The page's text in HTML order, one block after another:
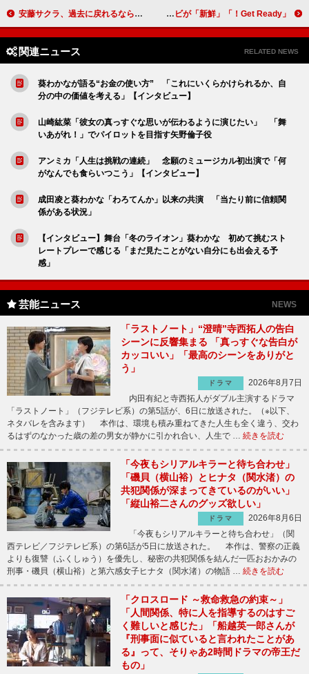
安藤サクラ、過去に戻れるなら「生まれた瞬間を体験したい」 夏帆、今年の抱負は「仕事もプライベートもスキルを伸ばしたい」 「Get Ready！」初回「「これまでの医療ドラマにあまりないタイプ」 “エース”妻夫木聡と“ジョーカー”藤原竜也のコンビが「新鮮」
関連ニュース RELATED NEWS
葵わかなが語る“お金の使い方” 「これにいくらかけられるか、自
分の中の価値を考える」【インタビュー】
山崎紘菜「彼女の真っすぐな思いが伝わるように演じたい」 「舞
いあがれ！」でパイロットを目指す矢野倫子役
アンミカ「人生は挑戦の連続」 念願のミュージカル初出演で「何
がなんでも食らいつこう」【インタビュー】
成田凌と葵わかな「わろてんか」以来の共演 「当たり前に信頼関
係がある状況」
【インタビュー】舞台「冬のライオン」葵わかな 初めて挑むスト
レートプレーで感じる「まだ見たことがない自分にも出会える予
感」
芸能ニュース NEWS
「ラストノート」“澄晴”寺西拓人の告白
シーンに反響集まる 「真っすぐな告白が
カッコいい」「最高のシーンをありがと
う」
ドラマ
2026年8月7日
内田有紀と寺西拓人がダブル主演するドラマ
「ラストノート」（フジテレビ系）の第5話が、6日に放送された。（※以下、
ネタバレを含みます） 本作は、環境も積み重ねてきた人生も全く違う、交わ
るはずのなかった歳の差の男女が静かに引かれ合い、人生で … 続きを読む
「今夜もシリアルキラーと待ち合わせ」
「磯貝（横山裕）とヒナタ（関水渚）の
共犯関係が深まってきているのがいい」
「縦山裕二さんのグッズ欲しい」
ドラマ
2026年8月6日
「今夜もシリアルキラーと待ち合わせ」（関
西テレビ／フジテレビ系）の第6話が5日に放送された。 本作は、警察の正義
よりも復讐（ふくしゅう）を優先し、秘密の共犯関係を結んだ一匹おおかみの
刑事・磯貝（横山裕）と第六感女子ヒナタ（関水渚）の物語 … 続きを読む
「クロスロード ～救命救急の約束～」
「人間関係、特に人を指導するのはすご
く難しいと感じた」「船越英一郎さんが
『刑事面に似ていると言われたことがあ
る』って、そりゃあ2時間ドラマの帝王だ
もの」